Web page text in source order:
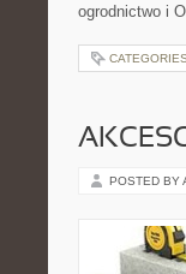
ogrodnictwo i
POSTED BY